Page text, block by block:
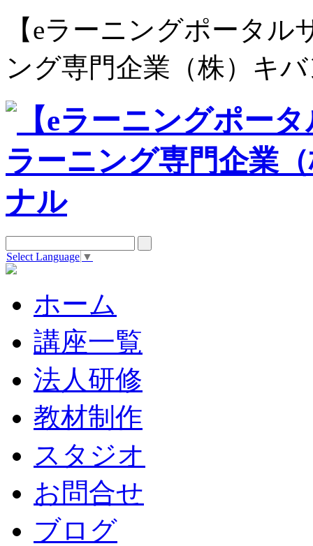
【eラーニングポータル
ング専門企業（株）キ
Select Language ▼
ホーム
講座一覧
法人研修
教材制作
スタジオ
お問合せ
ブログ